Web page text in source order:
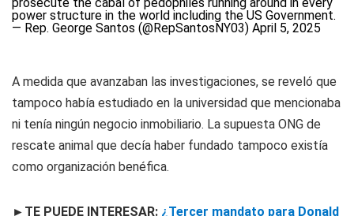
power structure in the world including the US Government.
— Rep. George Santos (@RepSantosNY03) April 5, 2025
A medida que avanzaban las investigaciones, se reveló que
tampoco había estudiado en la universidad que mencionaba
ni tenía ningún negocio inmobiliario. La supuesta ONG de
rescate animal que decía haber fundado tampoco existía
como organización benéfica.
►TE PUEDE INTERESAR: ¿Tercer mandato para Donald